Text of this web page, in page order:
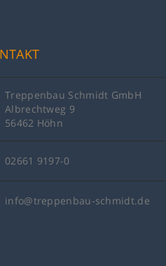
Treppenbau Schmidt GmbH
Albrechtweg 9
56462 Höhn
02661 9197-0
info@treppenbau-schmidt.de